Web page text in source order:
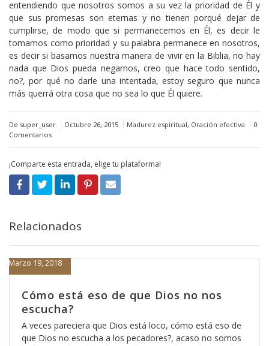
entendiendo que nosotros somos a su vez la prioridad de Él y
que sus promesas son eternas y no tienen porqué dejar de
cumplirse, de modo que si permanecemos en Él, es decir le
tomamos como prioridad y su palabra permanece en nosotros,
es decir si basamos nuestra manera de vivir en la Biblia, no hay
nada que Dios pueda negarnos, creo que hace todo sentido,
no?, por qué no darle una intentada, estoy seguro que nunca
más querrá otra cosa que no sea lo que Él quiere.
De super_user Octubre 26, 2015 Madurez espiritual, Oración efectiva
0
Comentarios
¡Comparte esta entrada, elige tu plataforma!
Relacionados
Cómo está eso de que Dios no nos
escucha?
Marzo 19, 2018
A veces pareciera que Dios está loco, cómo está eso de
que Dios no escucha a los pecadores?, acaso no somos